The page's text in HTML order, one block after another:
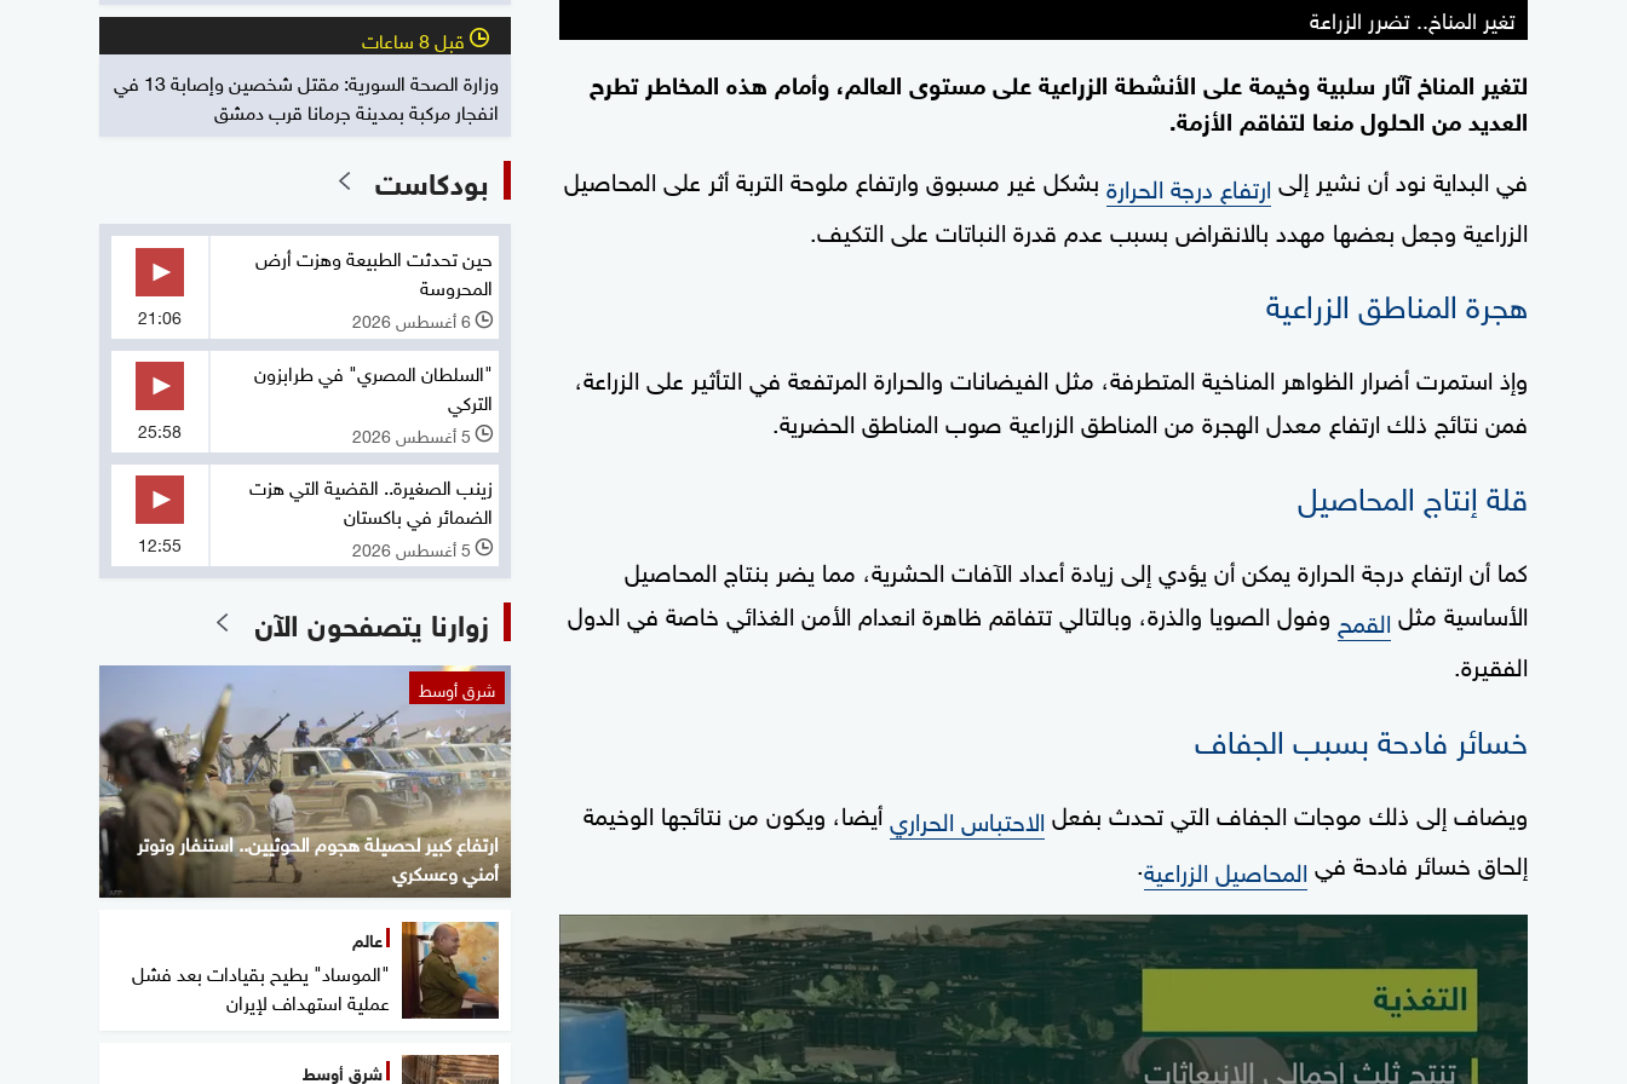
تغير المناخ.. تضرر الزراعة
لتغير المناخ آثار سلبية وخيمة على الأنشطة الزراعية على مستوى العالم، وأمام هذه المخاطر تطرح
العديد من الحلول منعا لتفاقم الأزمة.
في البداية نود أن نشير إلى ارتفاع درجة الحرارة بشكل غير مسبوق وارتفاع ملوحة التربة أثر على المحاصيل
الزراعية وجعل بعضها مهدد بالانقراض بسبب عدم قدرة النباتات على التكيف.
هجرة المناطق الزراعية
وإذ استمرت أضرار الظواهر المناخية المتطرفة، مثل الفيضانات والحرارة المرتفعة في التأثير على الزراعة،
فمن نتائج ذلك ارتفاع معدل الهجرة من المناطق الزراعية صوب المناطق الحضرية.
قلة إنتاج المحاصيل
كما أن ارتفاع درجة الحرارة يمكن أن يؤدي إلى زيادة أعداد الآفات الحشرية، مما يضر بنتاج المحاصيل
الأساسية مثل القمح وفول الصويا والذرة، وبالتالي تتفاقم ظاهرة انعدام الأمن الغذائي خاصة في الدول
الفقيرة.
خسائر فادحة بسبب الجفاف
ويضاف إلى ذلك موجات الجفاف التي تحدث بفعل الاحتباس الحراريأيضا، ويكون من نتائجها الوخيمة
إلحاق خسائر فادحة في المحاصيل الزراعية.
seconds
of
9
l قبل 8 ساعات
وزارة الصحة السورية: مقتل شخصين وإصابة 13 في
انفجار مركبة بمدينة جرمانا قرب دمشق
بودكاست
حين تحدثت الطبيعة وهزت أرض
المحروسة
l 6 أغسطس 2026 21:06
"السلطان المصري" في طرابزون
التركي
l 5 أغسطس 2026 25:58
زينب الصغيرة.. القضية التي هزت
الضمائر في باكستان
l 5 أغسطس 2026 12:55
زوارنا يتصفحون الآن
شرق أوسط
ارتفاع كبير لحصيلة هجوم الحوثيين.. استنفار وتوتر
أمني وعسكري
عالم
"الموساد" يطيح بقيادات بعد فشل
عملية استهداف لإيران
شرق أوسط